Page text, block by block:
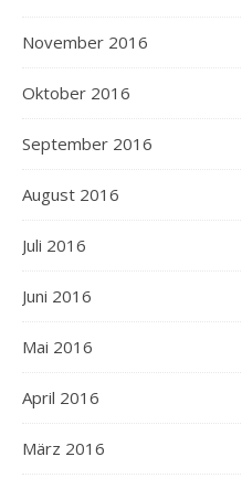
November 2016
Oktober 2016
September 2016
August 2016
Juli 2016
Juni 2016
Mai 2016
April 2016
März 2016